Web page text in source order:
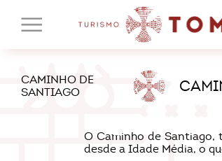
CAMINHO DE
SANTIAGO
O Caminho de
desde a Idade Média, o